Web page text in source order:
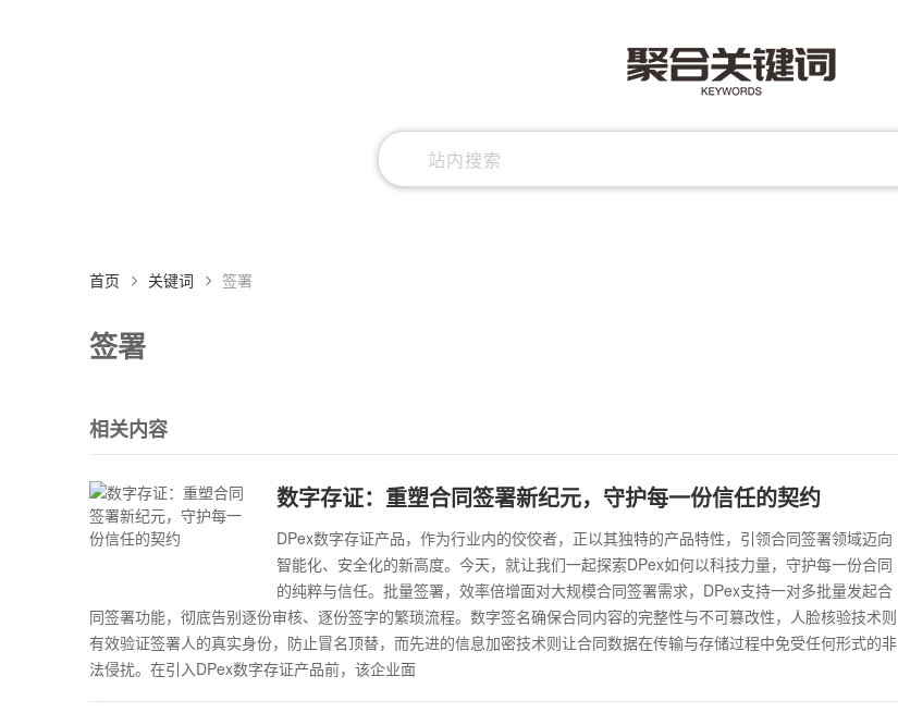
首页 关键词 签署
签署
相关内容
数字存证：重塑合同签署新纪元，守护每一份信任的契约
DPex数字存证产品，作为行业内的佼佼者，正以其独特的产品特性，引领合同签署领域迈向
智能化、安全化的新高度。今天，就让我们一起探索DPex如何以科技力量，守护每一份合同
的纯粹与信任。批量签署，效率倍增面对大规模合同签署需求，DPex支持一对多批量发起合
同签署功能，彻底告别逐份审核、逐份签字的繁琐流程。数字签名确保合同内容的完整性与不可篡改性，人脸核验技术则
有效验证签署人的真实身份，防止冒名顶替，而先进的信息加密技术则让合同数据在传输与存储过程中免受任何形式的非
法侵扰。在引入DPex数字存证产品前，该企业面